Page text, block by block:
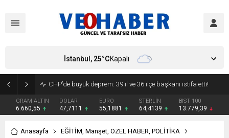
GRAM ALTIN
6.660,55
DOLAR
47,7111
EURO
55,1881
STERLİN
64,4139
BIST 100
13.779,39
İstanbul, 25°CKapalı
Anasayfa EĞİTİM, Manşet, ÖZEL HABER, POLİTİKA